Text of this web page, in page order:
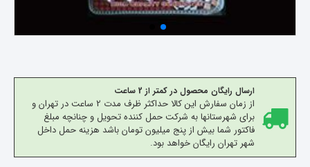
ارسال رایگان محصول در کمتر از 2 ساعت
از زمان سفارش این کالا حداکثر ظرف مدت 2 ساعت در تهران و
برای شهرستانها به شرکت حمل کننده تحویل و چنانچه مبلغ
فاکتور شما بیش از پنج میلیون تومان باشد هزینه حمل داخل
شهر تهران رایگان خواهد بود.